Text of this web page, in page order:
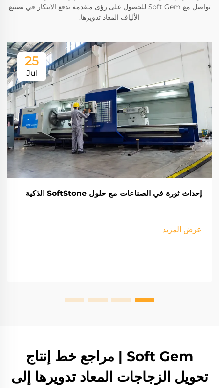
تواصل مع Soft Gem للحصول على رؤى متقدمة تدفع الابتكار في تصنيع
الألياف المعاد تدويرها.
25
Jul
إحداث ثورة في الصناعات مع حلول SoftStone الذكية
عرض المزيد
Soft Gem | مراجع خط إنتاج
تحويل الزجاجات المعاد تدويرها إلى